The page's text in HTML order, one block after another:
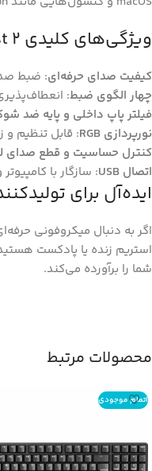
ویژگی‌های کلیدی HyperX QuadCast 2
کیفیت صدای حرفه‌ای: ضبط
چهار الگوی ضبط:
فیلتر پاپ داخلی و پایه ضد
نورپردازی RGB
: قابل تنظیم و
کنترل حساسیت و قطع صدای
اتصال USB
: سازگار با
ایده‌آل برای
اگر به دنبال میکروفونی
استریم زنده یا پادکست
شما را برآورده می‌کند.
محصولات مرتبط
اتمام موجودی